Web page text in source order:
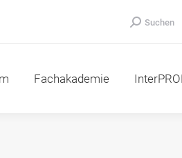
Search:Suchen
Fachakademie
InterPROM